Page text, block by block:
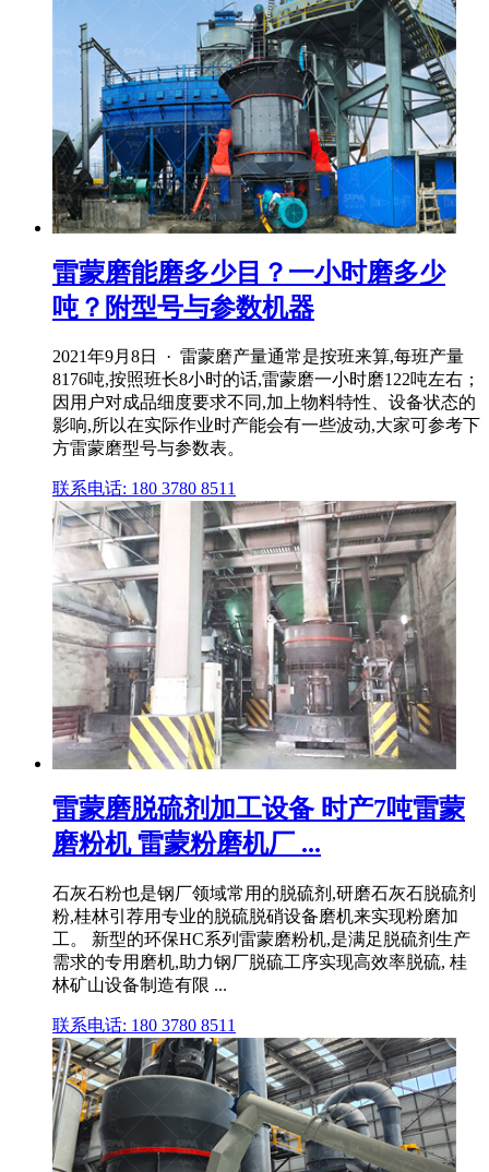
雷蒙磨能磨多少目？一小时磨多少
吨？附型号与参数机器
2021年9月8日 · 雷蒙磨产量通常是按班来算,每班产量
8176吨,按照班长8小时的话,雷蒙磨一小时磨122吨左右；
因用户对成品细度要求不同,加上物料特性、设备状态的
影响,所以在实际作业时产能会有一些波动,大家可参考下
方雷蒙磨型号与参数表。
联系电话: 180 3780 8511
雷蒙磨脱硫剂加工设备 时产7吨雷蒙
磨粉机 雷蒙粉磨机厂 ...
石灰石粉也是钢厂领域常用的脱硫剂,研磨石灰石脱硫剂
粉,桂林引荐用专业的脱硫脱硝设备磨机来实现粉磨加
工。 新型的环保HC系列雷蒙磨粉机,是满足脱硫剂生产
需求的专用磨机,助力钢厂脱硫工序实现高效率脱硫, 桂
林矿山设备制造有限 ...
联系电话: 180 3780 8511